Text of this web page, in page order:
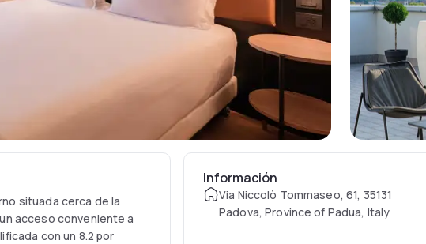
situada cerca de la
acceso conveniente a
con un 8.2 por
Información
Via Niccolò Tommaseo, 61, 35131
Padova, Province of Padua, Italy